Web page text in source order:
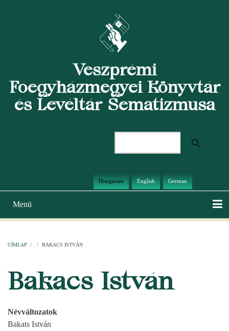
Veszprémi
Főegyházmegyei Könyvtár
és Levéltár Sematizmusa
Hungarian English German
Main
navigation
Menü
CÍMLAP / / BAKACS ISTVÁN
Bakacs István
Névváltozatok
Bakats István